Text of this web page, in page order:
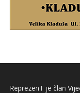
ReprezenT je član